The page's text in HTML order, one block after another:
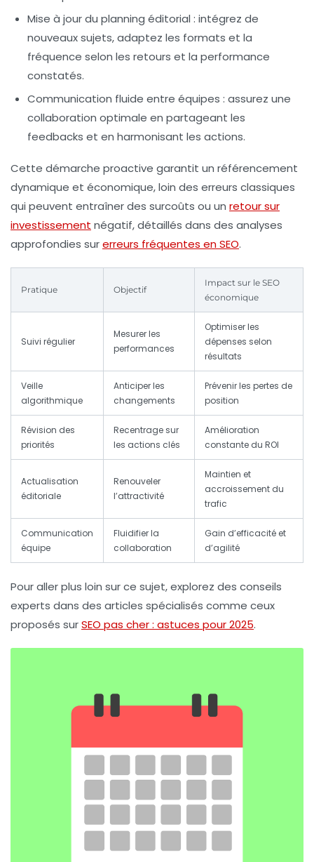
Mise à jour du planning éditorial : intégrez de
nouveaux sujets, adaptez les formats et la
fréquence selon les retours et la performance
constatés.
Communication fluide entre équipes : assurez une
collaboration optimale en partageant les
feedbacks et en harmonisant les actions.
Cette démarche proactive garantit un référencement
dynamique et économique, loin des erreurs classiques
qui peuvent entraîner des surcoûts ou un retour sur
investissement négatif, détaillés dans des analyses
approfondies surerreurs fréquentes en SEO.
Pratique Objectif
Impact sur le SEO
économique
Suivi régulier
Mesurer les
performances
Optimiser les
dépenses selon
résultats
Veille
algorithmique
Anticiper les
changements
Prévenir les pertes de
position
Révision des
priorités
Recentrage sur
les actions clés
Amélioration
constante du ROI
Actualisation
éditoriale
Renouveler
l’attractivité
Maintien et
accroissement du
trafic
Communication
équipe
Fluidifier la
collaboration
Gain d’efficacité et
d’agilité
Pour aller plus loin sur ce sujet, explorez des conseils
experts dans des articles spécialisés comme ceux
proposés surSEO pas cher : astuces pour 2025.